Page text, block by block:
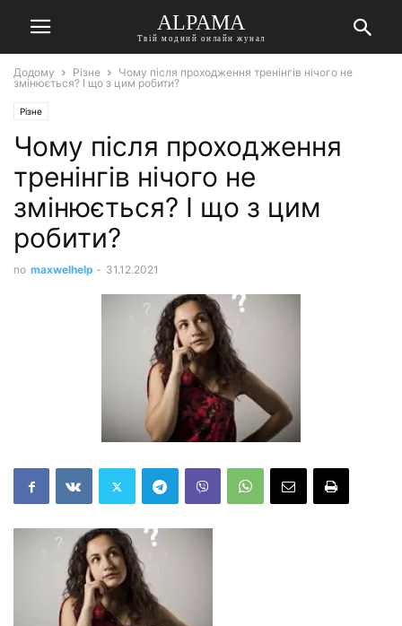
ALPAMA
Твій модний онлайн жунал
Додому Різне
Чому після проходження тренінгів нічого не
змінюється? І що з цим робити?
Різне
Чому після проходження
тренінгів нічого не
змінюється? І що з цим
робити?
по maxwelhelp - 31.12.2021